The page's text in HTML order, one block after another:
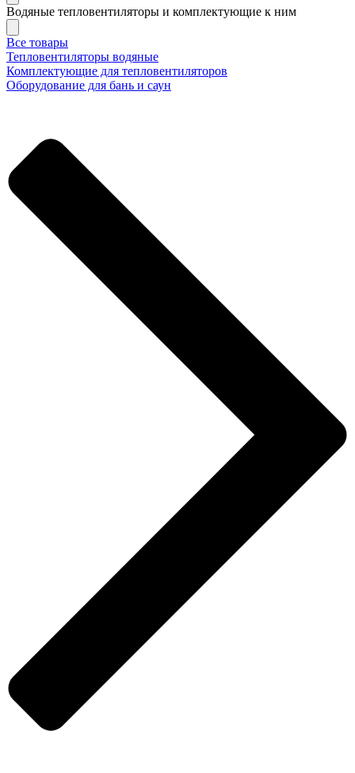
Водяные тепловентиляторы и комплектующие к ним
Все товары
Тепловентиляторы водяные
Комплектующие для тепловентиляторов
Оборудование для бань и саун